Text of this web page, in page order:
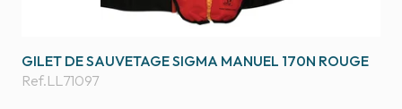
GILET DE SAUVETAGE SIGMA MANUEL 170N ROUGE
Ref.LL71097